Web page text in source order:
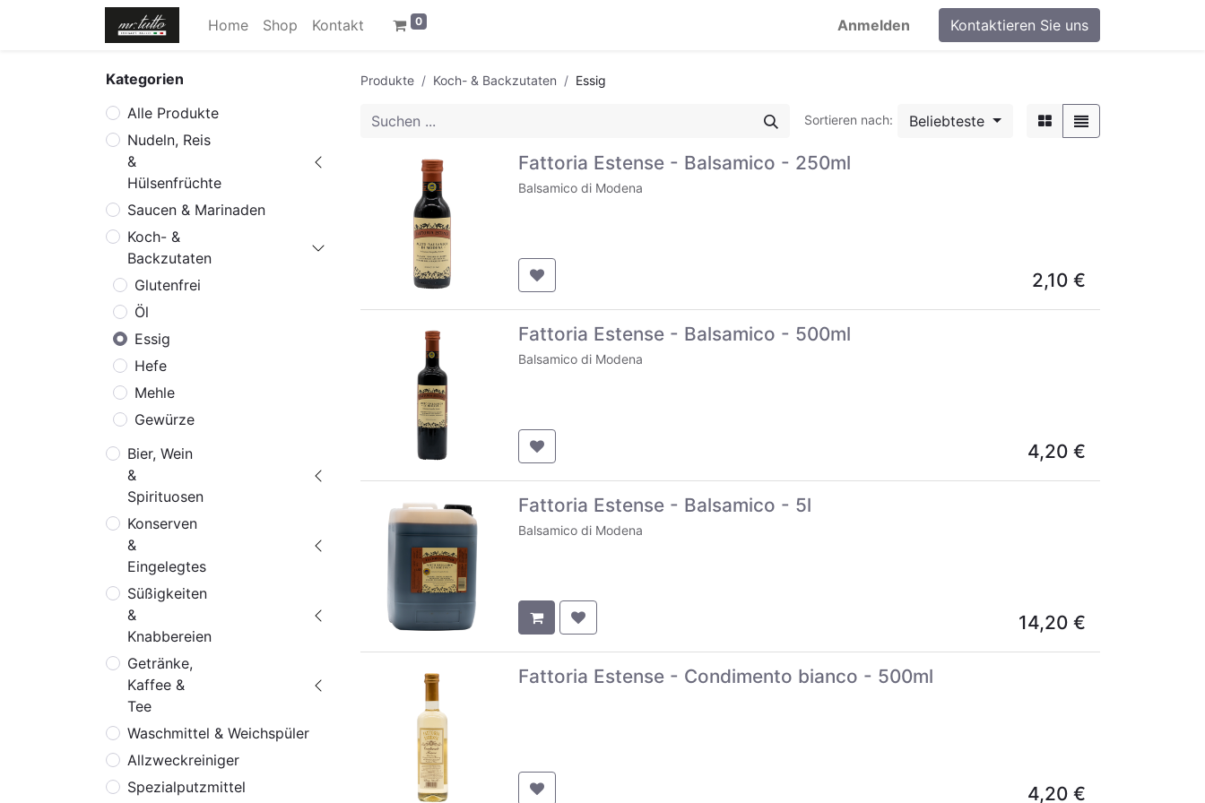
Home Shop Kontakt 0 Anmelden Kontaktieren Sie uns
Kategorien
Alle Produkte
Nudeln, Reis
&
Hülsenfrüchte
Saucen & Marinaden
Koch- &
Backzutaten
Glutenfrei
Öl
Essig
Hefe
Mehle
Gewürze
Bier, Wein
&
Spirituosen
Konserven
&
Eingelegtes
Süßigkeiten
&
Knabbereien
Getränke,
Kaffee &
Tee
Waschmittel & Weichspüler
Allzweckreiniger
Spezialputzmittel
Produkte Koch- & Backzutaten Essig
Sortieren nach: Beliebteste
Fattoria Estense - Balsamico - 250ml
Balsamico di Modena
2,10 €
Fattoria Estense - Balsamico - 500ml
Balsamico di Modena
4,20 €
Fattoria Estense - Balsamico - 5l
Balsamico di Modena
14,20 €
Fattoria Estense - Condimento bianco - 500ml
4,20 €